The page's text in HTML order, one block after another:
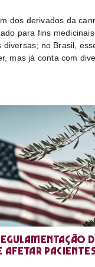
dos derivados da
para fins
diversas; no Brasil,
mas já conta com
afetar